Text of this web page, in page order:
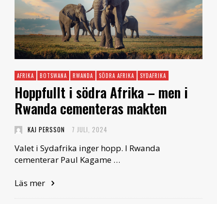
AFRIKA BOTSWANA RWANDA SÖDRA AFRIKA SYDAFRIKA
Hoppfullt i södra Afrika – men i
Rwanda cementeras makten
KAJ PERSSON 7 JULI, 2024
Valet i Sydafrika inger hopp. I Rwanda
cementerar Paul Kagame …
Läs mer